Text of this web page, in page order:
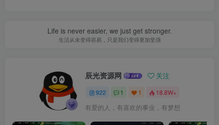
Life is never easier, we just get stronger.
生活从未变得容易，只是我们变得更加坚强
辰光资源网 关注
922 1 1 18.8W+
有爱的人，有喜欢的事业，有梦想